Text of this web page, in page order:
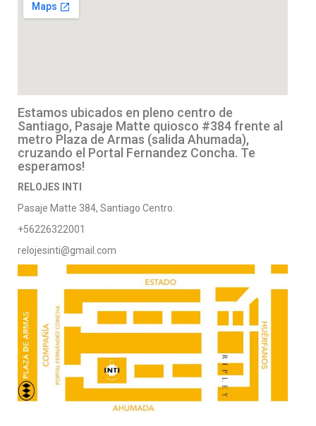
Estamos ubicados en pleno centro de
Santiago, Pasaje Matte quiosco #384 frente al
metro Plaza de Armas (salida Ahumada),
cruzando el Portal Fernandez Concha. Te
esperamos!
RELOJES INTI
Pasaje Matte 384, Santiago Centro.
+56226322001
relojesinti@gmail.com